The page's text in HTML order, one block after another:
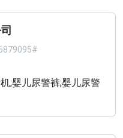
;婴儿尿警裤;婴儿尿警